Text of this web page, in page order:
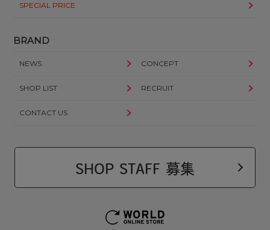
SPECIAL PRICE
BRAND
NEWS CONCEPT
SHOP LIST RECRUIT
CONTACT US
SHOP STAFF 募集